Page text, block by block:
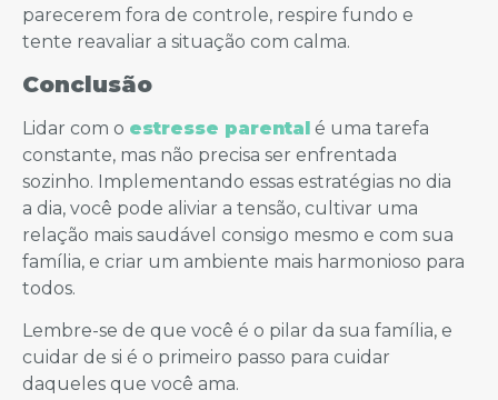
parecerem fora de controle, respire fundo e
tente reavaliar a situação com calma.
Conclusão
Lidar com o estresse parental é uma tarefa
constante, mas não precisa ser enfrentada
sozinho. Implementando essas estratégias no dia
a dia, você pode aliviar a tensão, cultivar uma
relação mais saudável consigo mesmo e com sua
família, e criar um ambiente mais harmonioso para
todos.
Lembre-se de que você é o pilar da sua família, e
cuidar de si é o primeiro passo para cuidar
daqueles que você ama.